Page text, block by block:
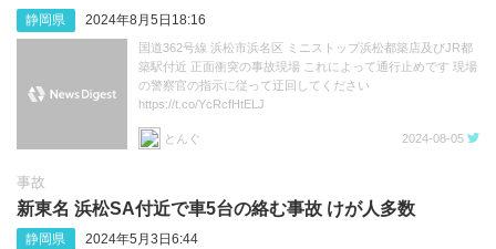
静岡県 2024年8月5日18:16
国道362号線 浜松市浜名区 ミニストップ浜松都築店及びJR都
築駅付近 正面衝突の事故現場 これによって通行止めです 現場
の警察官の指示に従って迂回してください
https://t.co/YcRcfHtELJ
とんぐ 2024-08-05
事故
新東名 浜松SA付近で車5台の絡む事故 けが人多数
静岡県 2024年5月3日6:44